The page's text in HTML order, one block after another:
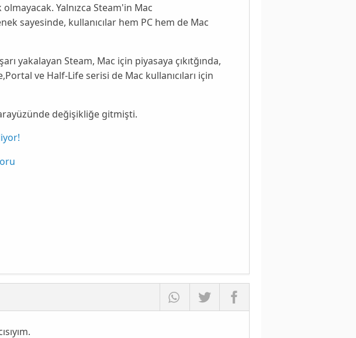
Yalnızca Steam'in Mac
sayesinde, kullanıcılar hem PC hem de Mac
yakalayan Steam, Mac için piyasaya çıkıtğında,
ve Half-Lifeserisi de Mac kullanıcıları için
değişikliğe gitmişti.